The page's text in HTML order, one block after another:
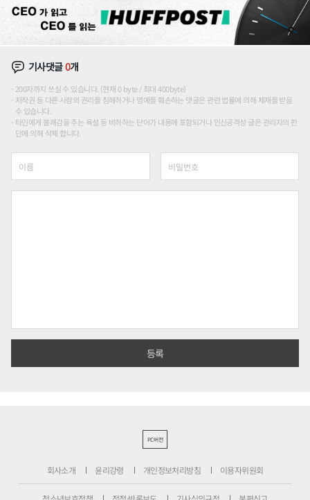
기사댓글0개
200자까지 쓰실 수 있습니다. (현재 0 byte / 최대 400byte)
저작권 등 다른 사람의 권리를 침해하거나 명예를 훼손하는 댓글은 관련 법률에 의해 제재를 받을
수 있습니다.
타인에게 불쾌감을 주는 욕설 등 비하하는 단어가 내용에 포함되거나 인신공격성 글은 관리자의 판
단에 의해 삭제 합니다.
PC버전
회사소개 윤리강령 개인정보처리방침 이용자위원회